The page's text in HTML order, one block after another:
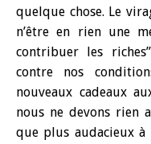
quelque chose. Le
n’être en rien une
contribuer les
contre nos
nouveaux cadeaux
nous ne devons rien
que plus audacieux à